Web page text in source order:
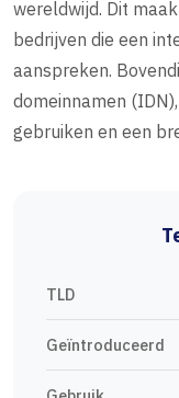
wereldwijd. Dit
bedrijven die een
aanspreken.
domeinnamen
gebruiken en een
TLD
Geïntroduceerd